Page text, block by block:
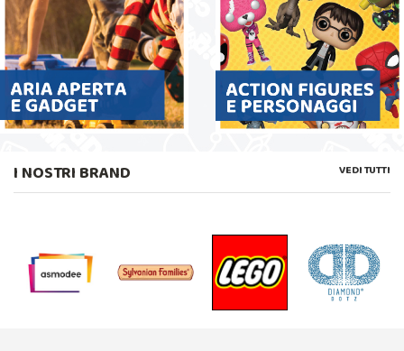
I NOSTRI BRAND VEDI TUTTI